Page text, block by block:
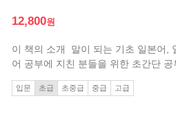
12,800
이 책의 소개 말이 되는 기초 일본어,
어 공부에 지친 분들을 위한 초간단
입문 초급 초중급 중급 고급